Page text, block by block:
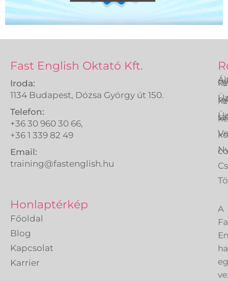
Fast English Oktató Kft.
Iroda:
1134 Budapest, Dózsa György út 150.
Telefon:
+36 30 960 30 66,
+36 1 339 82 49
Email:
training@fastenglish.hu
Honlaptérkép
Főoldal
Blog
Kapcsolat
Karrier